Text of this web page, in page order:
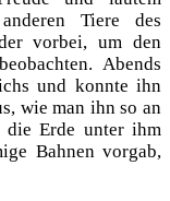
Tiere des
vorbei, um den
Abends
und konnte ihn
wie man ihn so an
die Erde unter ihm
Bahnen vorgab,